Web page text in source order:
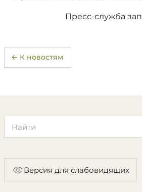
Пресс-служба
← К новостям
Версия для слабовидящих